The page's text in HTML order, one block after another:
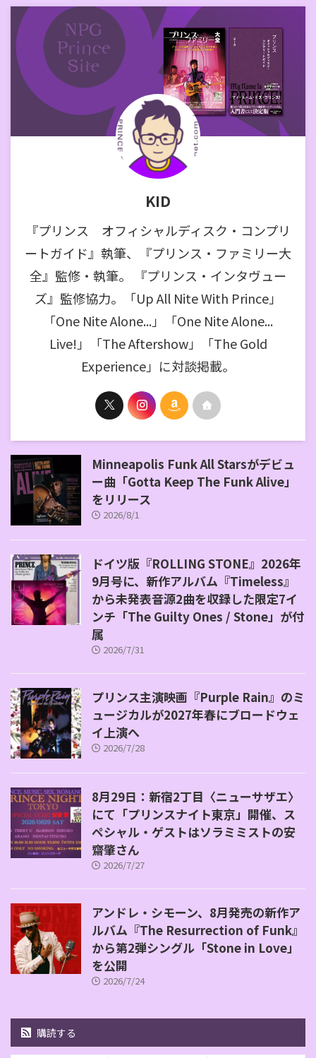
KID
『プリンス オフィシャルディスク・コンプリ
ートガイド』執筆、『プリンス・ファミリー大
全』監修・執筆。 『プリンス・インタヴュー
ズ』監修協力。「Up All Nite With Prince」
「One Nite Alone...」「One Nite Alone...
Live!」「The Aftershow」「The Gold
Experience」に対談掲載。
Minneapolis Funk All Starsがデビュ
ー曲「Gotta Keep The Funk Alive」
をリリース
2026/8/1
ドイツ版『ROLLING STONE』2026年
9月号に、新作アルバム『Timeless』
から未発表音源2曲を収録した限定7イ
ンチ「The Guilty Ones / Stone」が付
属
2026/7/31
プリンス主演映画『Purple Rain』のミ
ュージカルが2027年春にブロードウェ
イ上演へ
2026/7/28
8月29日：新宿2丁目〈ニューサザエ〉
にて「プリンスナイト東京」開催、ス
ペシャル・ゲストはソラミミストの安
齋肇さん
2026/7/27
アンドレ・シモーン、8月発売の新作ア
ルバム『The Resurrection of Funk』
から第2弾シングル「Stone in Love」
を公開
2026/7/24
購読する